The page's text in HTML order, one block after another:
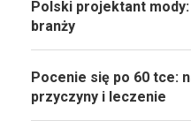
Polski projektant
branży
Pocenie się po 60 tce:
przyczyny i leczenie